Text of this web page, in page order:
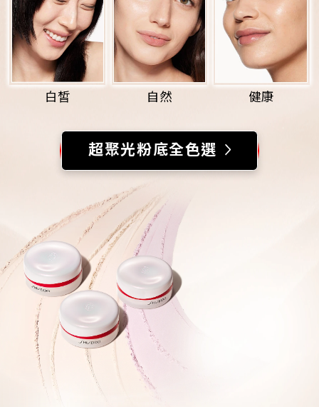
白皙 自然 健康
為您推薦
超聚光活膚粉底精華
超聚光粉底全色選